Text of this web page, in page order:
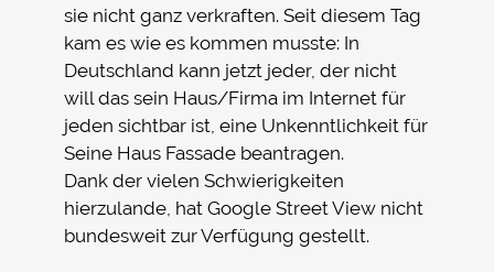
sie nicht ganz verkraften. Seit diesem Tag
kam es wie es kommen musste: In
Deutschland kann jetzt jeder, der nicht
will das sein Haus/Firma im Internet für
jeden sichtbar ist, eine Unkenntlichkeit für
Seine Haus Fassade beantragen.
Dank der vielen Schwierigkeiten
hierzulande, hat Google Street View nicht
bundesweit zur Verfügung gestellt.